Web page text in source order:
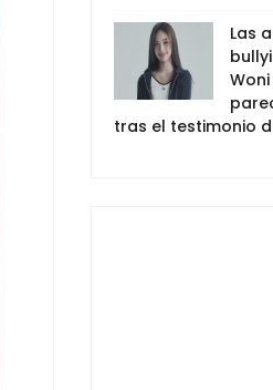
Las
Woni
tras el testimonio